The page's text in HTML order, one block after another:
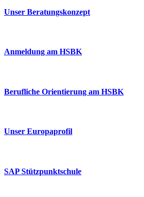
Unser Beratungskonzept
Anmeldung am HSBK
Berufliche Orientierung am HSBK
Unser Europaprofil
SAP Stützpunktschule